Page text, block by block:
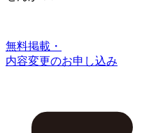
無料掲載・
内容変更のお申し込み